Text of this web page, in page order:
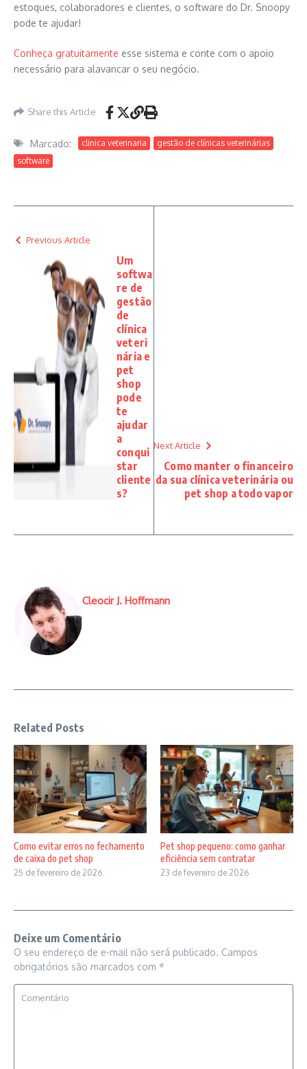
estoques, colaboradores e clientes, o software do Dr. Snoopy
pode te ajudar!
Conheça gratuitamente esse sistema e conte com o apoio
necessário para alavancar o seu negócio.
Share this Article
Marcado: clinica veterinaria
gestão de clínicas veterinárias
software
Previous Article
Um
softwa
re de
gestão
de
clínica
veteri
nária e
pet
shop
pode
te
ajudar
a
conqui
star
cliente
s?
Next Article
Como manter o financeiro
da sua clínica veterinária ou
pet shop a todo vapor
Cleocir J. Hoffmann
Related Posts
Como evitar erros no fechamento
de caixa do pet shop
25 de fevereiro de 2026
Pet shop pequeno: como ganhar
eficiência sem contratar
23 de fevereiro de 2026
Deixe um Comentário
O seu endereço de e-mail não será publicado. Campos
obrigatórios são marcados com *